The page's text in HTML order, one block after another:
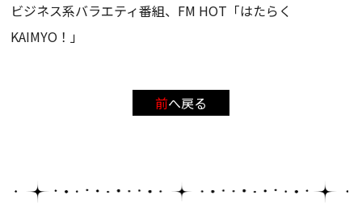
ビジネス系バラエティ番組、FM HOT「はたらく
KAIMYO！」
前へ戻る